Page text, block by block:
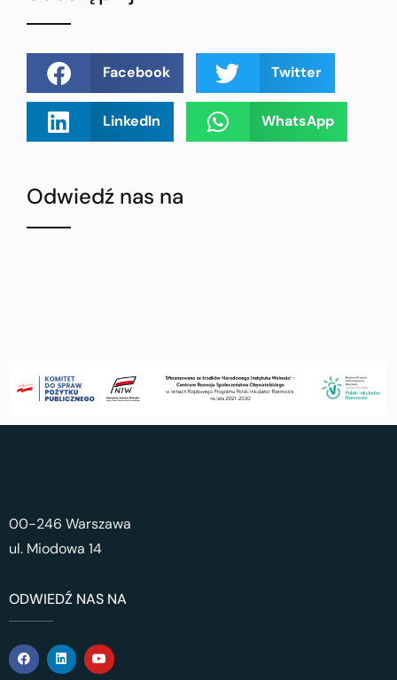
Facebook Twitter
LinkedIn WhatsApp
Odwiedź nas na
00-246 Warszawa
ul. Miodowa 14
ODWIEDŹ NAS NA